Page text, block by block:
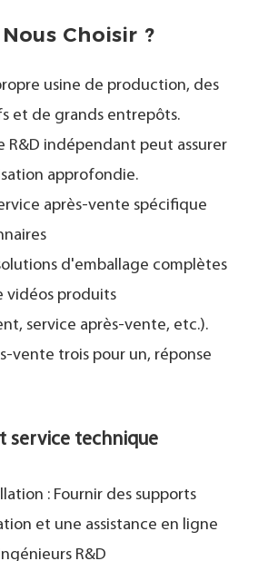
Choisir ?
usine de production, des
et de grands entrepôts.
R&D indépendant peut assurer
approfondie.
après-vente spécifique
d'emballage complètes
vidéos produits
service après-vente, etc.).
vente trois pour un, réponse
service technique
: Fournir des supports
et une assistance en ligne
R&D